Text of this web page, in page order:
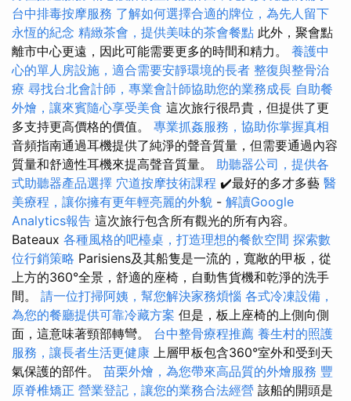
台中排毒按摩服務 了解如何選擇合適的牌位，為先人留下
永恆的紀念 精緻茶會，提供美味的茶會餐點 此外，聚會點
離市中心更遠，因此可能需要更多的時間和精力。 養護中
心的單人房設施，適合需要安靜環境的長者 整復與整骨治
療 尋找台北會計師，專業會計師協助您的業務成長 自助餐
外燴，讓來賓隨心享受美食 這次旅行很昂貴，但提供了更
多支持更高價格的價值。 專業抓姦服務，協助你掌握真相
音頻指南通過耳機提供了純淨的聲音質量，但需要通過內容
質量和舒適性耳機來提高聲音質量。 助聽器公司，提供各
式助聽器產品選擇 穴道按摩技術課程 ✔️最好的多才多藝 醫
美療程，讓你擁有更年輕亮麗的外貌 - 解讀Google
Analytics報告 這次旅行包含所有觀光的所有內容。
Bateaux 各種風格的吧檯桌，打造理想的餐飲空間 探索數
位行銷策略 Parisiens及其船隻是一流的，寬敞的甲板，從
上方的360°全景，舒適的座椅，自動售貨機和乾淨的洗手
間。 請一位打掃阿姨，幫您解決家務煩惱 各式冷凍設備，
為您的餐廳提供可靠冷藏方案 但是，板上座椅的上側向側
面，這意味著頸部轉彎。 台中整骨療程推薦 養生村的照護
服務，讓長者生活更健康 上層甲板包含360°室外和受到天
氣保護的部件。 苗栗外燴，為您帶來高品質的外燴服務 豐
原脊椎矯正 營業登記，讓您的業務合法經營 該船的開頭是